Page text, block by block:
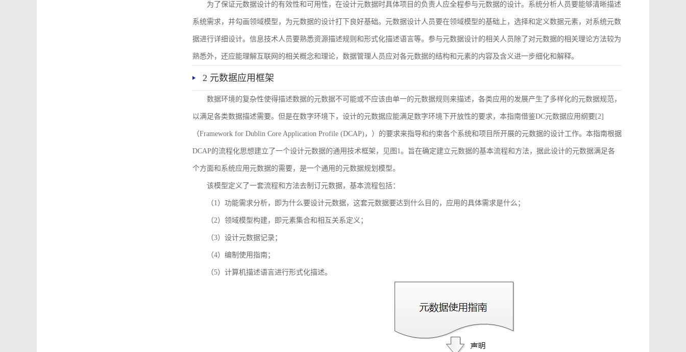
为了保证元数据设计的有效性和可用性，在设计元数据时具体项目的负责人应全程参与元数据的设计。系统分析人员要能够清晰描述
系统需求，并勾画领域模型，为元数据的设计打下良好基础。元数据设计人员要在领域模型的基础上，选择和定义数据元素，对系统元数
据进行详细设计。信息技术人员要熟悉资源描述规则和形式化描述语言等。参与元数据设计的相关人员除了对元数据的相关理论方法较为
熟悉外，还应能理解互联网的相关概念和理论，数据管理人员应对各元数据的结构和元素的内容及含义进一步细化和解释。
2 元数据应用框架
数据环境的复杂性使得描述数据的元数据不可能或不应该由单一的元数据规则来描述，各类应用的发展产生了多样化的元数据规范，
以满足各类数据描述需要。但是在数字环境下，设计的元数据应能满足数字环境下开放性的要求，本指南借鉴DC元数据应用纲要[2]
（Framework for Dublin Core Application Profile (DCAP)，）的要求来指导和约束各个系统和项目所开展的元数据的设计工作。本指南根据
DCAP的流程化思想建立了一个设计元数据的通用技术框架，见图1。旨在确定建立元数据的基本流程和方法，据此设计的元数据满足各
个方面和系统应用元数据的需要，是一个通用的元数据规划模型。
该模型定义了一套流程和方法去制订元数据，基本流程包括：
（1）功能需求分析，即为什么要设计元数据，这套元数据要达到什么目的，应用的具体需求是什么；
（2）领域模型构建，即元素集合和相互关系定义；
（3）设计元数据记录；
（4）编制使用指南；
（5）计算机描述语言进行形式化描述。